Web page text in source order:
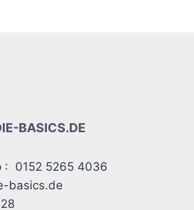
BASICS.DE
: 0152 5265 4036
basics.de